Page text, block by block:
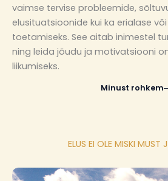
vaimse tervise probleemide,
elusituatsioonide kui ka erialase või
toetamiseks. See aitab inimestel
ning leida jõudu ja motivatsiooni
liikumiseks.
Minust rohkem
ELUS EI OLE MISKI MUST